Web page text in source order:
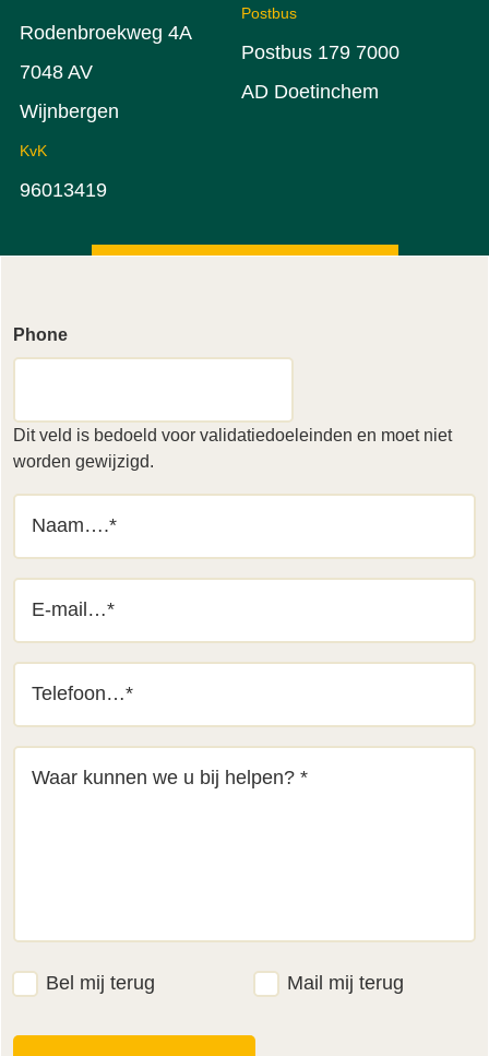
Rodenbroekweg 4A
7048 AV
Wijnbergen
Postbus
Postbus 179 7000
AD Doetinchem
KvK
96013419
Phone
Dit veld is bedoeld voor validatiedoeleinden en moet niet
worden gewijzigd.
(Vereist)
(Vereist)
(Vereist)
(Vereist)
Bel mij terug Mail mij terug